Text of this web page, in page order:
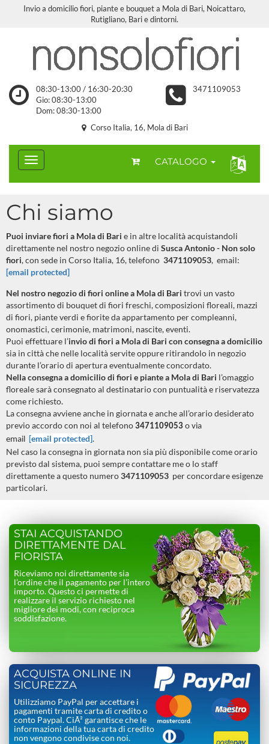
Invio a domicilio fiori, piante e bouquet a Mola di Bari, Noicattaro,
Rutigliano, Bari e dintorni.
08:30-13:00 / 16:30-20:30
Gio: 08:30-13:00
Dom: 08:30-13:00
3471109053
Corso Italia, 16, Mola di Bari
CATALOGO
Chi siamo
Puoi inviare fiori a Mola di Bari e in altre località acquistandoli
direttamente nel nostro negozio online di Susca Antonio - Non solo
fiori, con sede in Corso Italia, 16, telefono 3471109053, email:
[email protected]
Nel nostro negozio di fiori online a Mola di Bari trovi un vasto
assortimento di bouquet di fiori freschi, composizioni floreali, mazzi
di fiori, piante verdi e fiorite da appartamento per compleanni,
onomastici, cerimonie, matrimoni, nascite, eventi.
Puoi effettuare l’invio di fiori a Mola di Bari con consegna a domicilio
sia in città che nelle località servite oppure ritirandolo in negozio
durante l’orario di apertura eventualmente concordato.
Nella consegna a domicilio di fiori e piante a Mola di Bari l’omaggio
floreale sarà consegnato al destinatario con puntualità e riservatezza
come richiesto.
La consegna avviene anche in giornata e anche all’orario desiderato
previo accordo con noi al telefono 3471109053 o via
email [email protected].
Nel caso la consegna in giornata non sia più disponibile come orario
previsto dal sistema, puoi sempre contattare me o lo staff
direttamente a questo numero3471109053 per concordare esigenze
particolari.
STAI ACQUISTANDO
DIRETTAMENTE DAL
FIORISTA
Riceviamo noi direttamente sia
l’ordine che il pagamento per l’intero
importo. Questo ci permette di
realizzare il servizio richiesto nel
migliore dei modi, con reciproca
soddisfazione.
ACQUISTA ONLINE IN
SICUREZZA
Utilizziamo PayPal per accettare i
pagamenti tramite carta di credito o
conto Paypal. CiÃ² garantisce che le
informazioni della tua carta di credito
non vengono condivise con noi.